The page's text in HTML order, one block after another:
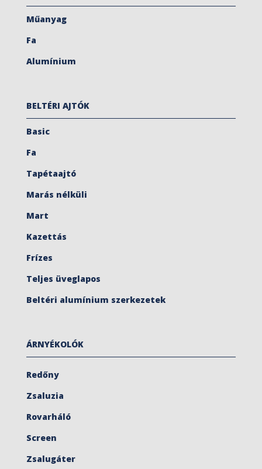
Műanyag
Fa
Alumínium
BELTÉRI AJTÓK
Basic
Fa
Tapétaajtó
Marás nélküli
Mart
Kazettás
Frízes
Teljes üveglapos
Beltéri alumínium szerkezetek
ÁRNYÉKOLÓK
Redőny
Zsaluzia
Rovarháló
Screen
Zsalugáter